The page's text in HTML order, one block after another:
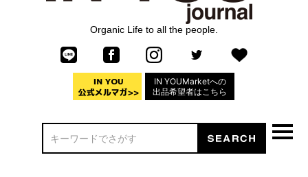
Organic Life to all the people.
IN YOUMarketへの
出品希望者はこちら